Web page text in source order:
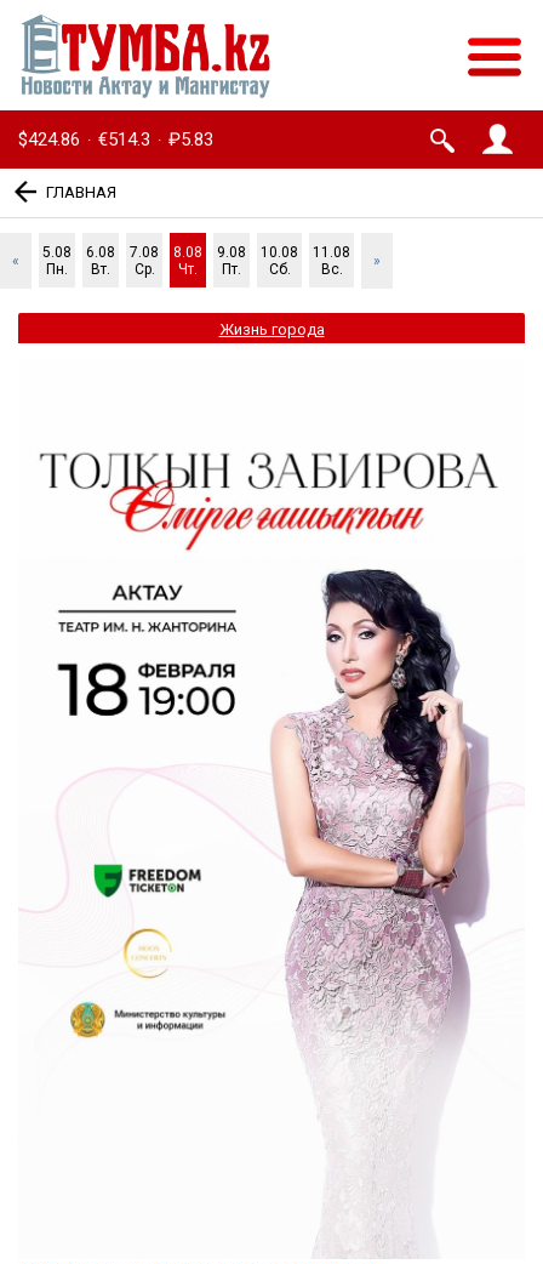
$424.86 · €514.3 · ₽5.83
ГЛАВНАЯ
«
5.08
Пн.
6.08
Вт.
7.08
Ср.
8.08
Чт.
9.08
Пт.
10.08
Сб.
11.08
Вс.
»
Жизнь города